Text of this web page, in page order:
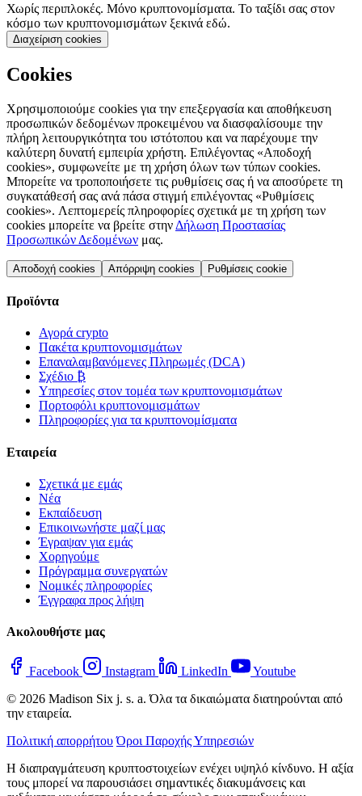
Χωρίς περιπλοκές. Μόνο κρυπτονομίσματα. Το ταξίδι σας στον
κόσμο των κρυπτονομισμάτων ξεκινά εδώ.
Διαχείριση cookies
Cookies
Χρησιμοποιούμε cookies για την επεξεργασία και αποθήκευση
προσωπικών δεδομένων προκειμένου να διασφαλίσουμε την
πλήρη λειτουργικότητα του ιστότοπου και να παρέχουμε την
καλύτερη δυνατή εμπειρία χρήστη. Επιλέγοντας «Αποδοχή
cookies», συμφωνείτε με τη χρήση όλων των τύπων cookies.
Μπορείτε να τροποποιήσετε τις ρυθμίσεις σας ή να αποσύρετε τη
συγκατάθεσή σας ανά πάσα στιγμή επιλέγοντας «Ρυθμίσεις
cookies». Λεπτομερείς πληροφορίες σχετικά με τη χρήση των
cookies μπορείτε να βρείτε στην Δήλωση Προστασίας
Προσωπικών Δεδομένων μας.
Αποδοχή cookies Απόρριψη cookies Ρυθμίσεις cookie
Προϊόντα
Αγορά crypto
Πακέτα κρυπτονομισμάτων
Επαναλαμβανόμενες Πληρωμές (DCA)
Σχέδιο ₿
Υπηρεσίες στον τομέα των κρυπτονομισμάτων
Πορτοφόλι κρυπτονομισμάτων
Πληροφορίες για τα κρυπτονομίσματα
Εταιρεία
Σχετικά με εμάς
Νέα
Εκπαίδευση
Επικοινωνήστε μαζί μας
Έγραψαν για εμάς
Χορηγούμε
Πρόγραμμα συνεργατών
Νομικές πληροφορίες
Έγγραφα προς λήψη
Ακολουθήστε μας
Facebook Instagram LinkedIn
Youtube
© 2026 Madison Six j. s. a. Όλα τα δικαιώματα διατηρούνται από
την εταιρεία.
Πολιτική απορρήτου Όροι Παροχής Υπηρεσιών
Η διαπραγμάτευση κρυπτοστοιχείων ενέχει υψηλό κίνδυνο. Η αξία
τους μπορεί να παρουσιάσει σημαντικές διακυμάνσεις και